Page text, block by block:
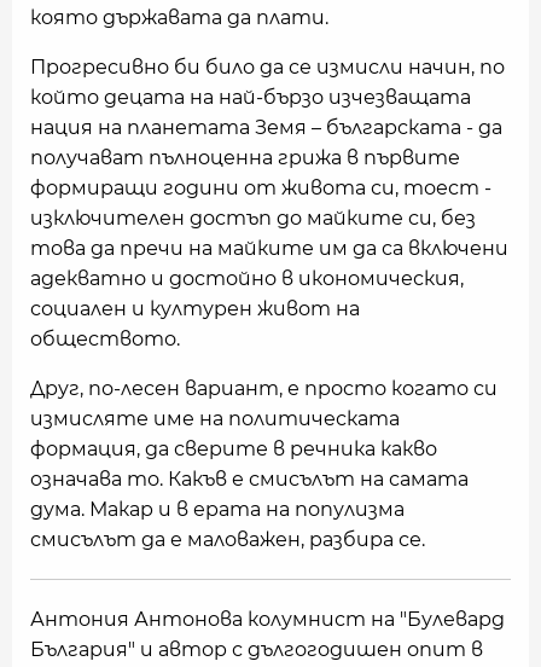
която държавата да плати.
Прогресивно би било да се измисли начин, по
който децата на най-бързо изчезващата
нация на планетата Земя – българската - да
получават пълноценна грижа в първите
формиращи години от живота си, тоест -
изключителен достъп до майките си, без
това да пречи на майките им да са включени
адекватно и достойно в икономическия,
социален и културен живот на
обществото.
Друг, по-лесен вариант, е просто когато си
измисляте име на политическата
формация, да сверите в речника какво
означава то. Какъв е смисълът на самата
дума. Макар и в ерата на популизма
смисълът да е маловажен, разбира се.
Антония Антонова колумнист на "Булевард
България" и автор с дългогодишен опит в